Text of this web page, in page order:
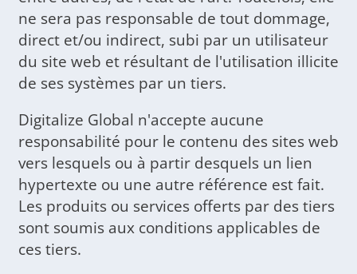
ne sera pas responsable de tout dommage,
direct et/ou indirect, subi par un utilisateur
du site web et résultant de l'utilisation illicite
de ses systèmes par un tiers.
Digitalize Global n'accepte aucune
responsabilité pour le contenu des sites web
vers lesquels ou à partir desquels un lien
hypertexte ou une autre référence est fait.
Les produits ou services offerts par des tiers
sont soumis aux conditions applicables de
ces tiers.